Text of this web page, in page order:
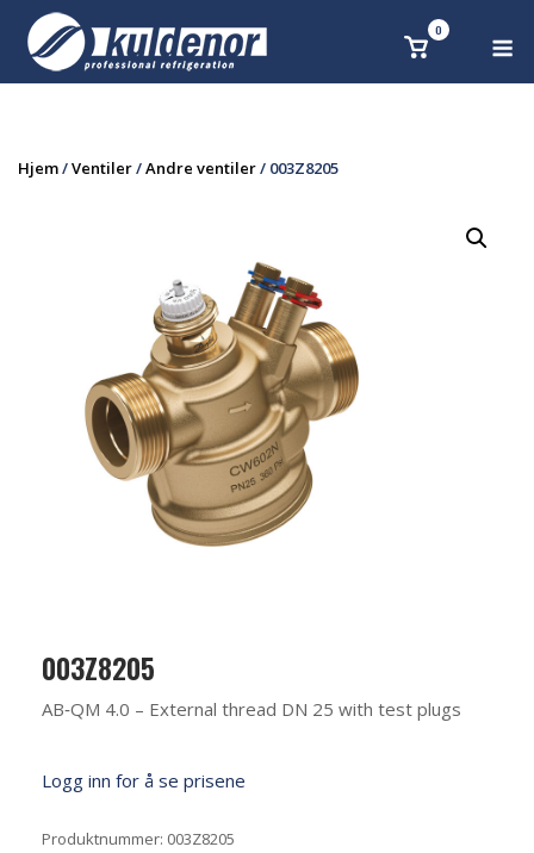
content
Se 0
Hjem/Ventiler/Andre ventiler/ 003Z8205
003Z8205
AB‐QM 4.0 – External thread DN 25 with test plugs
Logg inn for å se prisene
Produktnummer: 003Z8205